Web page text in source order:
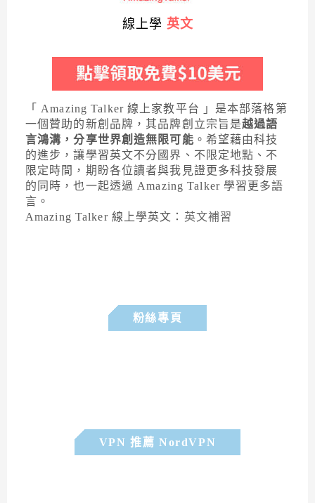
線上學 英文
「 Amazing Talker 線上家教平台 」是本部落格第
一個贊助的新創品牌，其品牌創立宗旨是越過語
言鴻溝，分享世界創造無限可能 。希望藉由科技
的進步，讓學習英文不分國界、不限定地點、不
限定時間，期盼各位讀者與我見證更多科技發展
的同時，也一起透過 Amazing Talker 學習更多語
言。
Amazing Talker 線上學英文： 英文補習
粉絲專頁
VPN 推薦 NordVPN